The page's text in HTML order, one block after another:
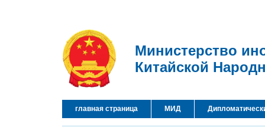
Министерство
Китайской
главная страница МИД